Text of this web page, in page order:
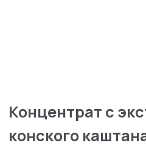
32300 руб
7 мл